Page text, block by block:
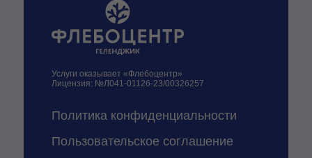
Услуги оказывает «Флебоцентр»
Лицензия: №Л041-01126-23/00326257
Пользовательское соглашение
Политика конфиденциальности